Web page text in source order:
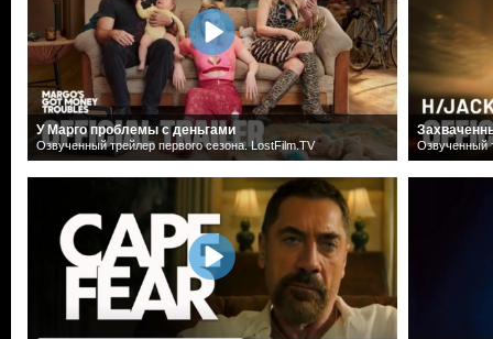
У Марго проблемы с деньгами
Озвученный трейлер первого сезона. LostFilm.TV Озвученный